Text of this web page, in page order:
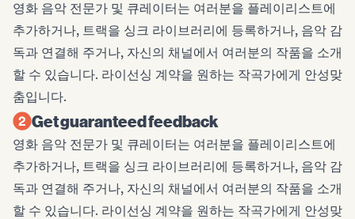
영화 음악 전문가 및 큐레이터는 여러분을 플레이리스트에
추가하거나, 트랙을 싱크 라이브러리에 등록하거나, 음악 감
독과 연결해 주거나, 자신의 채널에서 여러분의 작품을 소개
할 수 있습니다. 라이선싱 계약을 원하는 작곡가에게 안성맞
춤입니다.
Get guaranteed feedback
영화 음악 전문가 및 큐레이터는 여러분을 플레이리스트에
추가하거나, 트랙을 싱크 라이브러리에 등록하거나, 음악 감
독과 연결해 주거나, 자신의 채널에서 여러분의 작품을 소개
할 수 있습니다. 라이선싱 계약을 원하는 작곡가에게 안성맞